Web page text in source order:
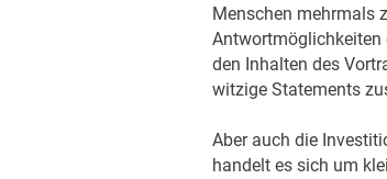
Menschen mehrmals
Antwortmöglichkeiten
den Inhalten des
witzige Statements
Aber auch die
handelt es sich um